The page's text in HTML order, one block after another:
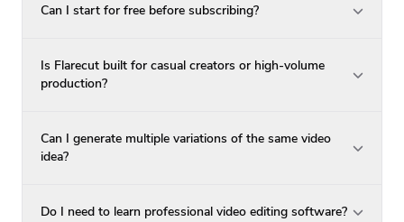
Can I start for free before subscribing?
Is Flarecut built for casual creators or high-volume
production?
Can I generate multiple variations of the same video
idea?
Do I need to learn professional video editing software?